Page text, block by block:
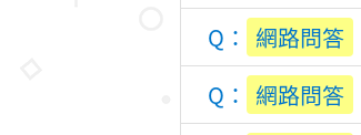
網路問答
網路問答